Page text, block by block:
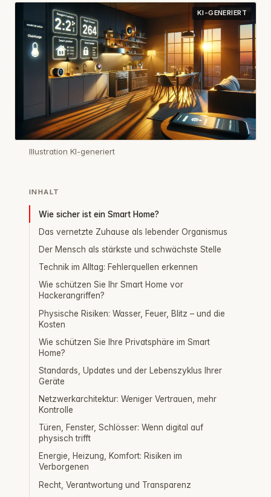
KI-GENERIERT
Illustration KI-generiert
INHALT
Wie sicher ist ein Smart Home?
Das vernetzte Zuhause als lebender Organismus
Der Mensch als stärkste und schwächste Stelle
Technik im Alltag: Fehlerquellen erkennen
Wie schützen Sie Ihr Smart Home vor
Hackerangriffen?
Physische Risiken: Wasser, Feuer, Blitz – und die
Kosten
Wie schützen Sie Ihre Privatsphäre im Smart
Home?
Standards, Updates und der Lebenszyklus Ihrer
Geräte
Netzwerkarchitektur: Weniger Vertrauen, mehr
Kontrolle
Türen, Fenster, Schlösser: Wenn digital auf
physisch trifft
Energie, Heizung, Komfort: Risiken im
Verborgenen
Recht, Verantwortung und Transparenz